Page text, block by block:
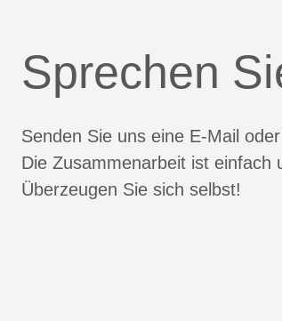
Sprechen
Senden Sie uns eine E-Mail
Die Zusammenarbeit ist einfach
Überzeugen Sie sich selbst!